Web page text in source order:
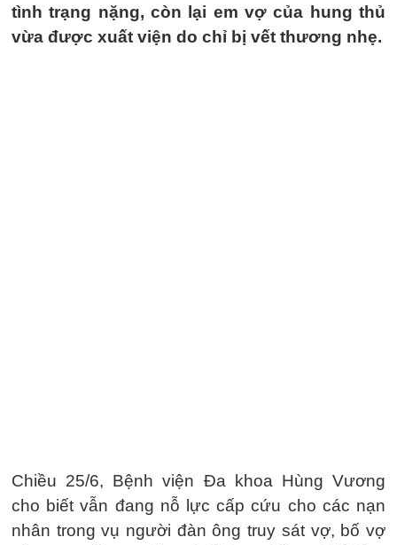
tình trạng nặng, còn lại em vợ của hung thủ
vừa được xuất viện do chỉ bị vết thương nhẹ.
Chiều 25/6, Bệnh viện Đa khoa Hùng Vương
cho biết vẫn đang nỗ lực cấp cứu cho các nạn
nhân trong vụ người đàn ông truy sát vợ, bố vợ